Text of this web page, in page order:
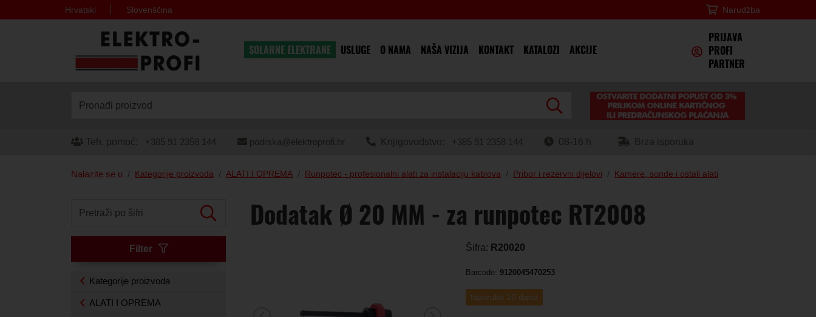
×
Hrvatski Slovenščina Narudžba
SOLARNE ELEKTRANE USLUGE O NAMA NAŠA VIZIJA KONTAKT KATALOZI AKCIJE
PRIJAVA
PROFI
PARTNER
Pronađi proizvod
Teh. pomoć: +385 91 2358 144 podrska@elektroprofi.hr Knjigovodstvo: +385 91 2358 144 08-16 h Brza isporuka
Nalazite se u Kategorije proizvoda ALATI I OPREMA Runpotec - profesionalni alati za instalaciju kablova Pribor i rezervni dijelovi Kamere, sonde i ostali alati
Pretraži po šifri
Filter
Kategorije proizvoda
ALATI I OPREMA
Dodatak Ø 20 MM - za runpotec RT2008
Šifra: R20020
Barcode: 9120045470253
Isporuka 10 dana